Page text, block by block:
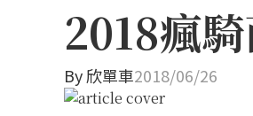
2018瘋
By欣單車2018/06/26